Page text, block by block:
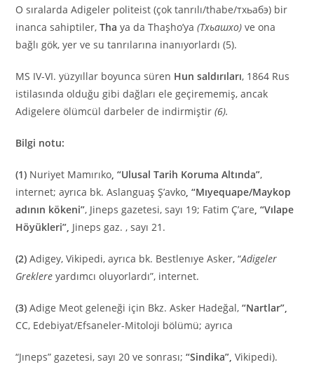
O sıralarda Adigeler politeist (çok tanrılı/thabe/тхьабэ) bir
inanca sahiptiler,Tha ya da Thaşho’ya(Тхьашхо) ve ona
bağlı gök, yer ve su tanrılarına inanıyorlardı (5).
MS IV-VI. yüzyıllar boyunca süren Hun saldırıları, 1864 Rus
istilasında olduğu gibi dağları ele geçirememiş, ancak
Adigelere ölümcül darbeler de indirmiştir(6).
Bilgi notu:
(1) Nuriyet Mamırıko, “Ulusal Tarih Koruma Altında”,
internet; ayrıca bk. Aslanguaş Ş’avko, “Mıyequape/Maykop
adının kökeni”, Jineps gazetesi, sayı 19; Fatim Ç’are, “Vılape
Höyükleri”, Jineps gaz. , sayı 21.
(2)Adigey, Vikipedi, ayrıca bk. Bestlenıye Asker, “Adigeler
Greklere yardımcı oluyorlardı”, internet.
(3) Adige Meot geleneği için Bkz. Asker Hadeğal,“Nartlar”,
CC, Edebiyat/Efsaneler-Mitoloji bölümü; ayrıca
“Jıneps” gazetesi, sayı 20 ve sonrası;“Sindika”,Vikipedi).